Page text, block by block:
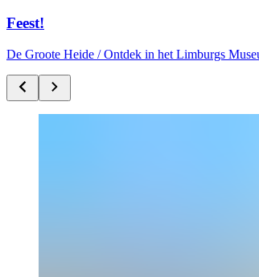
Feest!
De Groote Heide /Ontdek in het Limburgs